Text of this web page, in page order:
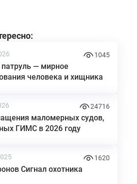
1045
— мирное
человека и хищника
24716
маломерных судов,
ГИМС в 2026 году
1620
Сигнал охотника